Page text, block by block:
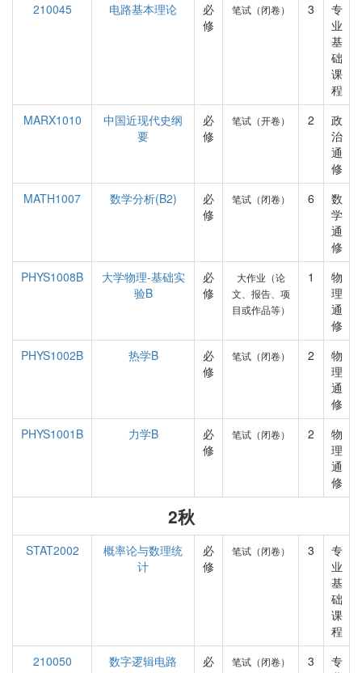
210045 电路基本理论
必
修
笔试（闭卷） 3
专
业
基
础
课
程
MARX1010
中国近现代史纲
要
必
修
笔试（开卷） 2
政
治
通
修
MATH1007
数学分析(B2)
必
修
笔试（闭卷） 6
数
学
通
修
PHYS1008B
大学物理-基础实
验B
必
修
大作业（论
文、报告、项
目或作品等）
1
物
理
通
修
PHYS1002B
热学B
必
修
笔试（闭卷） 2
物
理
通
修
PHYS1001B
力学B
必
修
笔试（闭卷） 2
物
理
通
修
2秋
STAT2002
概率论与数理统
计
必
修
笔试（闭卷） 3
专
业
基
础
课
程
210050
数字逻辑电路
必
笔试（闭卷） 3
专